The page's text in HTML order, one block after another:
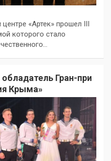
«Артек» прошел III
которого стало
Гран-при
Крыма»